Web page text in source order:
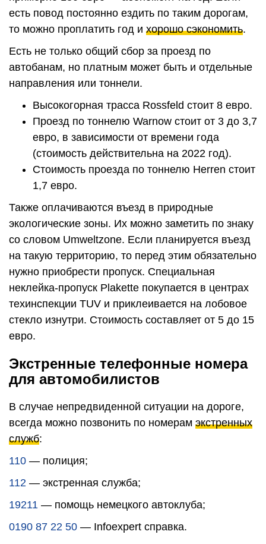
есть повод постоянно ездить по таким дорогам,
то можно проплатить год и хорошо сэкономить.
Есть не только общий сбор за проезд по
автобанам, но платным может быть и отдельные
направления или тоннели.
Высокогорная трасса Rossfeld стоит 8 евро.
Проезд по тоннелю Warnow стоит от 3 до 3,7
евро, в зависимости от времени года
(стоимость действительна на 2022 год).
Стоимость проезда по тоннелю Herren стоит
1,7 евро.
Также оплачиваются въезд в природные
экологические зоны. Их можно заметить по знаку
со словом Umweltzone. Если планируется въезд
на такую территорию, то перед этим обязательно
нужно приобрести пропуск. Специальная
неклейка-пропуск Plakette покупается в центрах
техинспекции TUV и приклеивается на лобовое
стекло изнутри. Стоимость составляет от 5 до 15
евро.
Экстренные телефонные номера
для автомобилистов
В случае непредвиденной ситуации на дороге,
всегда можно позвонить по номерам экстренных
служб:
110 — полиция;
112 — экстренная служба;
19211 — помощь немецкого автоклуба;
0190 87 22 50 — Infoexpert справка.